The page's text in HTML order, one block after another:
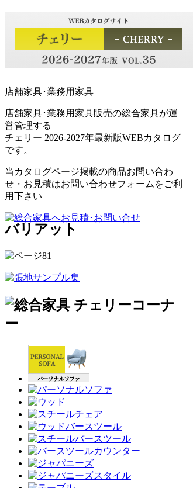
店舗家具･業務用家具
店舗家具･業務用家具販売の総合家具が運
営管理する
チェリー 2026-2027年最新版WEBカタログ
です。
当カタログページ掲載の商品お問い合わ
せ・お見積はお問い合わせフォームをご利
用下さい
バリアット